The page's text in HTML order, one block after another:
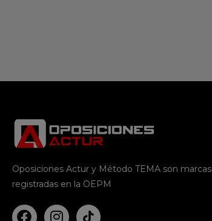
Oposiciones Actur y Método TEMA son marcas
registradas en la OEPM